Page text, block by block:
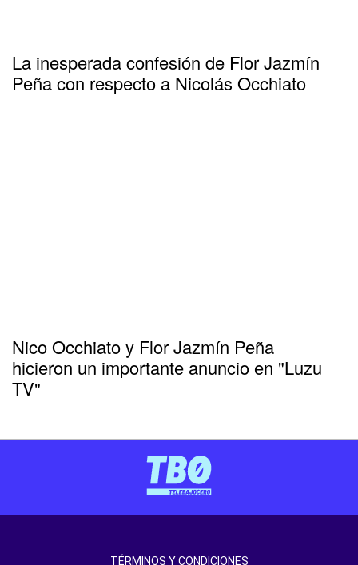
La inesperada confesión de Flor Jazmín
Peña con respecto a Nicolás Occhiato
Nico Occhiato y Flor Jazmín Peña
hicieron un importante anuncio en "Luzu
TV"
TÉRMINOS Y CONDICIONES